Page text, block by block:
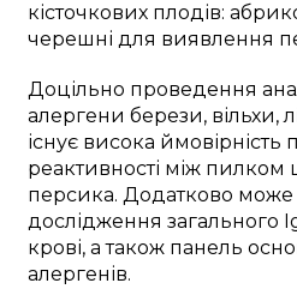
кісточкових плодів:
черешні для виявлення
Доцільно проведення
алергени берези, вільхи,
існує висока ймовірність
реактивності між пилком
персика. Додатково може
дослідження загального
крові, а також панель
алергенів.